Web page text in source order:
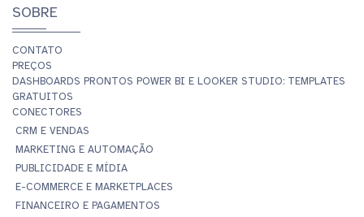
SOBRE
CONTATO
PREÇOS
DASHBOARDS PRONTOS POWER BI E LOOKER STUDIO: TEMPLATES
GRATUITOS
CONECTORES
CRM E VENDAS
MARKETING E AUTOMAÇÃO
PUBLICIDADE E MÍDIA
E-COMMERCE E MARKETPLACES
FINANCEIRO E PAGAMENTOS